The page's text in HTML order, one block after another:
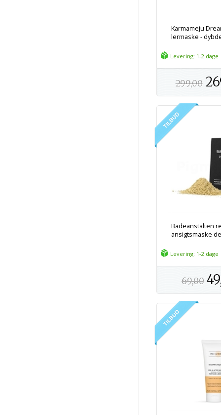
Karmameju
lermaske -
Levering: 1-2 dage
299,00
Badeanstalten
ansigtsmaske
Levering: 1-2 dage
69,00